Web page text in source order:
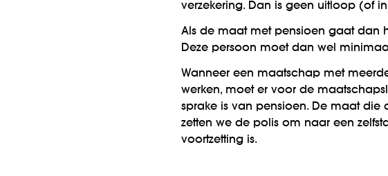
verzekering. Dan is geen uitloop (of
Als de maat met pensioen gaat dan
Deze persoon moet dan wel
Wanneer een maatschap met
werken, moet er voor de
sprake is van pensioen. De maat die
zetten we de polis om naar een
voortzetting is.